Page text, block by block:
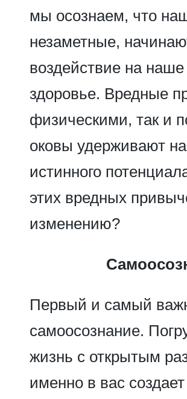
мы осознаем, что
незаметные,
воздействие на
здоровье. Вредные
физическими, так и
оковы удерживают
истинного
этих вредных
изменению?
Первый и самый
самоосознание.
жизнь с открытым
именно в вас